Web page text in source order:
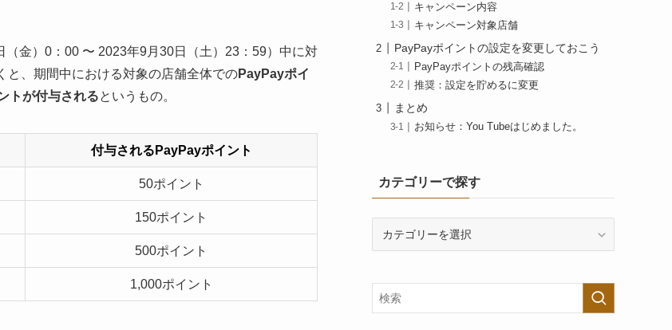
金）0：00 〜 2023年9月30日（土）23：59）中に対
と、期間中における対象の店舗全体でのPayPayポイ
トが付与されるというもの。
付与されるPayPayポイント
50ポイント
150ポイント
500ポイント
1,000ポイント
キャンペーン内容
キャンペーン対象店舗
PayPayポイントの設定を変更しておこう
PayPayポイントの残高確認
推奨：設定を貯めるに変更
まとめ
お知らせ：You Tubeはじめました。
カテゴリーで探す
ー
で